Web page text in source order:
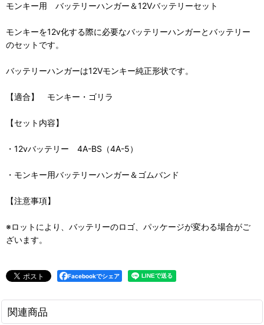
モンキー用 バッテリーハンガー＆12Vバッテリーセット
モンキーを12v化する際に必要なバッテリーハンガーとバッテリー
のセットです。
バッテリーハンガーは12Vモンキー純正形状です。
【適合】 モンキー・ゴリラ
【セット内容】
・12vバッテリー 4A-BS（4A-5）
・モンキー用バッテリーハンガー＆ゴムバンド
【注意事項】
※ロットにより、バッテリーのロゴ、パッケージが変わる場合がご
ざいます。
Facebookでシェア
関連商品